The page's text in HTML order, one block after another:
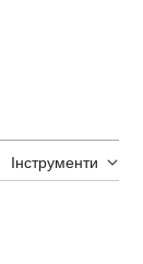
Інструменти